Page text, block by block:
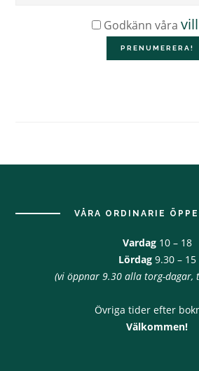
Godkänn våra
VÅRA ORDINARIE
Vardag10 – 18
Lördag9.30 – 15
(vi öppnar 9.30 alla torg-dagar,
Övriga tider efter
Välkommen!